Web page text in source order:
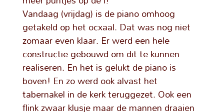
Vandaag (vrijdag) is de piano omhoog
getakeld op het ocxaal. Dat was nog niet
zomaar even klaar. Er werd een hele
constructie gebouwd om dit te kunnen
realiseren. En het is gelukt de piano is
boven! En zo werd ook alvast het
tabernakel in de kerk teruggezet. Ook een
flink zwaar klusje maar de mannen draaien